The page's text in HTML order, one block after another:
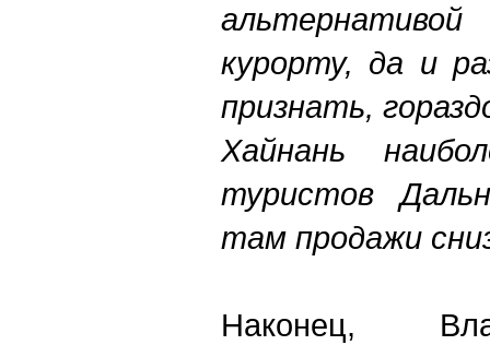
курорту, да и
признать,
Хайнань
туристов
там продажи
Наконец,